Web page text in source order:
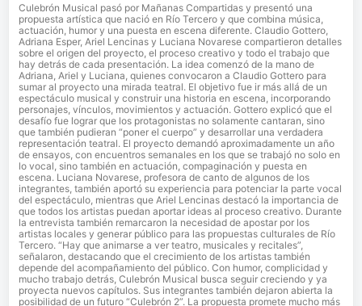
Culebrón Musical pasó por Mañanas Compartidas y presentó una
propuesta artística que nació en Río Tercero y que combina música,
actuación, humor y una puesta en escena diferente. Claudio Gottero,
Adriana Esper, Ariel Lencinas y Luciana Novarese compartieron detalles
sobre el origen del proyecto, el proceso creativo y todo el trabajo que
hay detrás de cada presentación. La idea comenzó de la mano de
Adriana, Ariel y Luciana, quienes convocaron a Claudio Gottero para
sumar al proyecto una mirada teatral. El objetivo fue ir más allá de un
espectáculo musical y construir una historia en escena, incorporando
personajes, vínculos, movimientos y actuación. Gottero explicó que el
desafío fue lograr que los protagonistas no solamente cantaran, sino
que también pudieran “poner el cuerpo” y desarrollar una verdadera
representación teatral. El proyecto demandó aproximadamente un año
de ensayos, con encuentros semanales en los que se trabajó no solo en
lo vocal, sino también en actuación, compaginación y puesta en
escena. Luciana Novarese, profesora de canto de algunos de los
integrantes, también aportó su experiencia para potenciar la parte vocal
del espectáculo, mientras que Ariel Lencinas destacó la importancia de
que todos los artistas puedan aportar ideas al proceso creativo. Durante
la entrevista también remarcaron la necesidad de apostar por los
artistas locales y generar público para las propuestas culturales de Río
Tercero. “Hay que animarse a ver teatro, musicales y recitales”,
señalaron, destacando que el crecimiento de los artistas también
depende del acompañamiento del público. Con humor, complicidad y
mucho trabajo detrás, Culebrón Musical busca seguir creciendo y ya
proyecta nuevos capítulos. Sus integrantes también dejaron abierta la
posibilidad de un futuro “Culebrón 2”. La propuesta promete mucho más